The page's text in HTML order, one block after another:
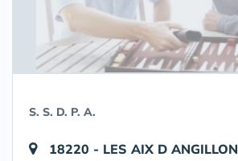
S. S. D. P. A.
18220 - LES AIX D ANGILLON